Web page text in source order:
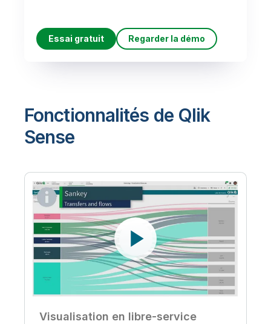
Essai gratuit Regarder la démo
Fonctionnalités de Qlik
Sense
Visualisation en libre-service